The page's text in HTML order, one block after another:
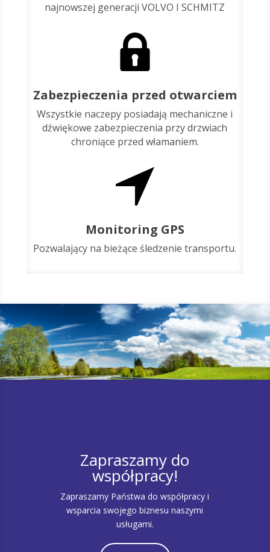
najnowszej generacji VOLVO I SCHMITZ
Zabezpieczenia przed otwarciem
Wszystkie naczepy posiadają mechaniczne i
dźwiękowe zabezpieczenia przy drzwiach
chroniące przed włamaniem.
Monitoring GPS
Pozwalający na bieżące śledzenie transportu.
Zapraszamy do
współpracy!
Zapraszamy Państwa do współpracy i
wsparcia swojego biznesu naszymi
usługami.